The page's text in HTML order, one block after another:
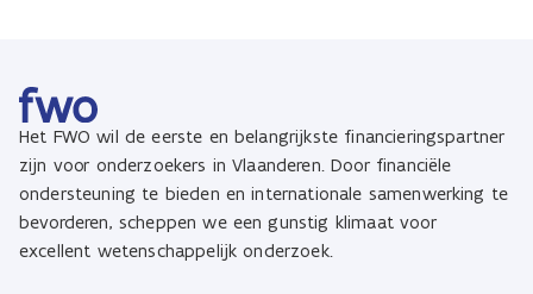
Het FWO wil de eerste en belangrijkste financieringspartner
zijn voor onderzoekers in Vlaanderen. Door financiële
ondersteuning te bieden en internationale samenwerking te
bevorderen, scheppen we een gunstig klimaat voor
excellent wetenschappelijk onderzoek.